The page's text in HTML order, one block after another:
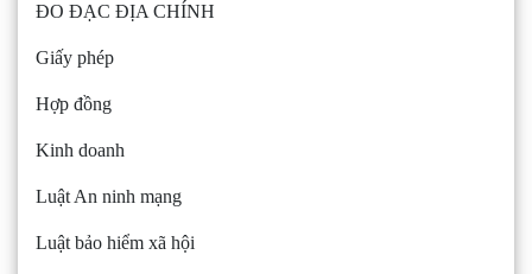
ĐO ĐẠC ĐỊA CHÍNH
Giấy phép
Hợp đồng
Kinh doanh
Luật An ninh mạng
Luật bảo hiểm xã hội